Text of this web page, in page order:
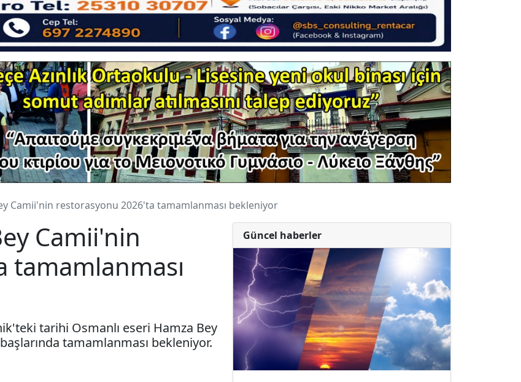
Camii'nin restorasyonu 2026'ta tamamlanması bekleniyor
Camii'nin
tarihi Osmanlı eseri Hamza Bey
tamamlanması bekleniyor.
Güncel haberler